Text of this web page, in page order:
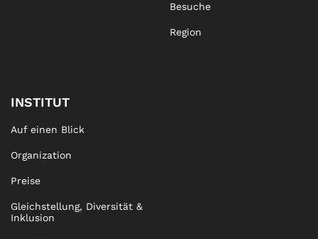
Besuche
Region
INSTITUT
Auf einen Blick
Organization
Preise
Gleichstellung, Diversität &
Inklusion